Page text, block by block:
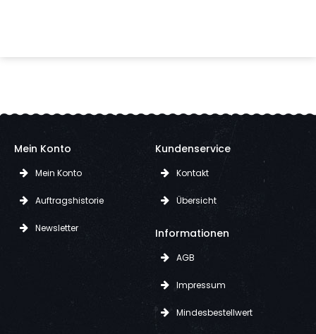
Mein Konto
Mein Konto
Auftragshistorie
Newsletter
Kundenservice
Kontakt
Übersicht
Informationen
AGB
Impressum
Mindesbestellwert